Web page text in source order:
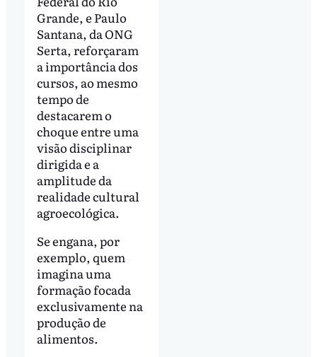
Grande, e Paulo
Santana, da ONG
Serta, reforçaram
a importância dos
cursos, ao mesmo
tempo de
destacarem o
choque entre uma
visão disciplinar
dirigida e a
amplitude da
realidade cultural
agroecológica.
Se engana, por
exemplo, quem
imagina uma
formação focada
exclusivamente na
produção de
alimentos.